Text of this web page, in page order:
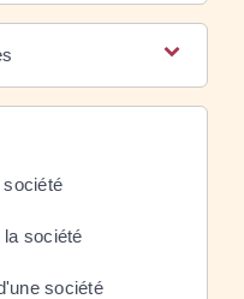
société
la société
société